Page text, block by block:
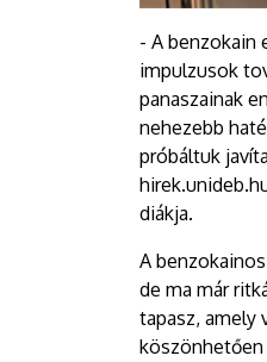
- A benzokain
impulzusok
panaszainak
nehezebb
próbáltuk
diákja.
A
de ma már
tapasz, amely
köszönhetően